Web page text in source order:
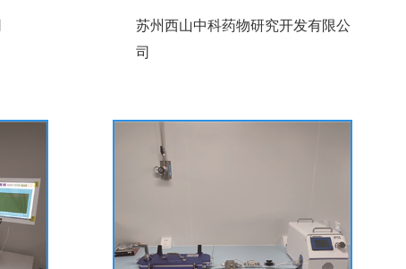
苏州西山中科药物研究开发有限公
司